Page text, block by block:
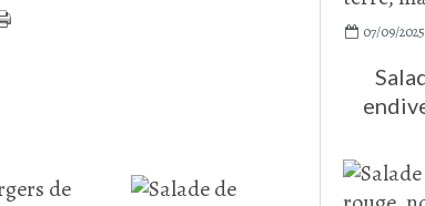
07/09/2025